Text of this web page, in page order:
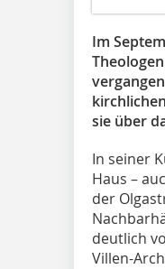
Im
sie über
In seiner
Haus –
der
deutlich
Villen-